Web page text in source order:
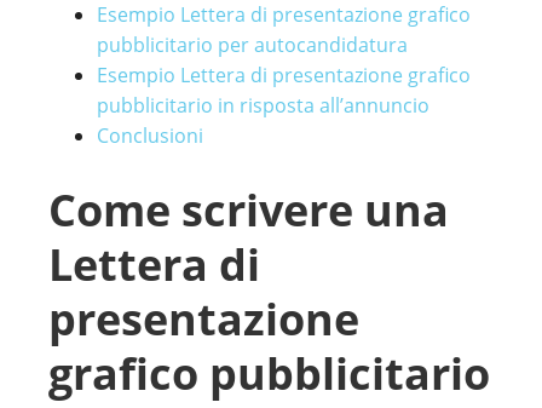
Esempio Lettera di presentazione grafico
pubblicitario per autocandidatura
Esempio Lettera di presentazione grafico
pubblicitario in risposta all’annuncio
Conclusioni
Come scrivere una
Lettera di
presentazione
grafico pubblicitario